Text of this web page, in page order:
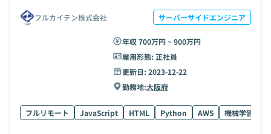
フルカイテン株式会社 サーバーサイドエンジニア
年収 700万円 ~ 900万円
雇用形態: 正社員
更新日: 2023-12-22
勤務地:大阪府
フルリモート JavaScript HTML Python AWS 機械学習